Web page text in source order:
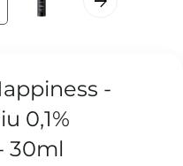
-
0,1%
30ml